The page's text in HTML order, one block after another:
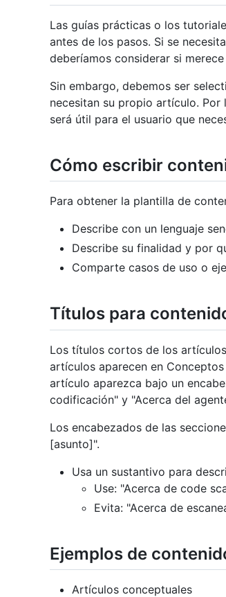
Las guías prácticas o los
antes de los pasos. Si se
deberíamos considerar si
Sin embargo, debemos ser
necesitan su propio artículo.
será útil para el usuario que
Cómo escribir
Para obtener la plantilla de
Describe con un lenguaje
Describe su finalidad y por
Comparte casos de uso o
Títulos para
Los títulos cortos de los
artículos aparecen en
artículo aparezca bajo un
codificación" y "Acerca del
Los encabezados de las
[asunto]".
Usa un sustantivo para
Use: "Acerca de code
Evita: "Acerca de
Ejemplos de
Artículos conceptuales